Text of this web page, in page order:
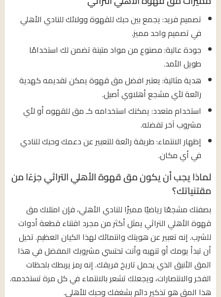
تصميم فريد: يجمع بين حبك للقهوة وولائك للنادي الأهلي
في تصميم واحد مميز.
جودة عالية: مصنوع من مواد متينة تضمن لك استخدامًا
طويل الأمد.
هدية مثالية: يعتبر افضل مق قهوة يمكن تقديمه كهدية
رائعة لأي مشجع أهلاوي أصيل.
استخدام متعدد: يمكنك استخدامه كـ مق للقهوه أو لأي
مشروب آخر تفضله.
إظهار الانتماء: طريقة رائعة للتعبير عن دعمك وحبك للنادي
في أي مكان.
لماذا يجب أن يكون مق قهوة الأهلي التراثي جزءًا من
مقتنياتك؟
بصفتك مشجعًا رياضيًا مميزًا للنادي الأهلي، فإن امتلاك مق
قهوة الأهلي التراثي يمثل أكثر من مجرد اقتناء قطعة أدوات
للشرب. إنه تعبير عن هويتك وانتمائك لهذا الكيان العظيم. تخيل
أن تبدأ يومك أو تنهيه وأنت تحتسي مشروبك المفضل في هذا
المق الأنيق الذي يحمل تاريخ فريقك. إنه رمز يربطك بلحظات
الفخر والانتصارات، ويجعلك تشعر بالانتماء في كل مرة تستخدمه.
هذا المق هو تذكير دائم بشغفك وحبك للأهلي.